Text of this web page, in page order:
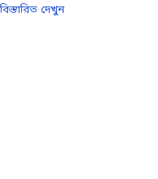
বিস্তারিত দেখুন